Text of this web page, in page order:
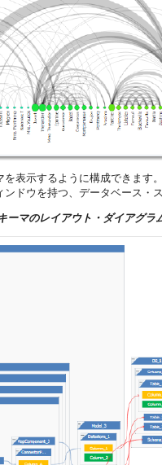
表示するように構成できます
ドウを持つ、データベース・
ーマのレイアウト・ダイアグラ